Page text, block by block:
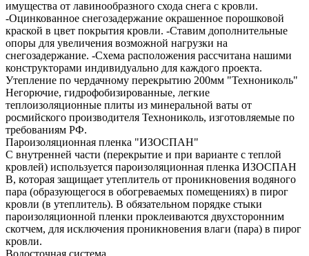
имущества от лавинообразного схода снега с кровли.
-Оцинкованное снегозадержание окрашенное порошковой
краской в цвет покрытия кровли. -Ставим дополнительные
опоры для увеличения возможной нагрузки на
снегозадержание. -Схема расположения рассчитана нашими
конструкторами индивидуально для каждого проекта.
Утепление по чердачному перекрытию 200мм "Технониколь"
Негорючие, гидрофобизированные, легкие
теплоизоляционные плиты из минеральной ваты от
росмийского производителя Технониколь, изготовляемые по
требованиям РФ.
Пароизоляционная пленка "ИЗОСПАН"
С внутренней части (перекрытие и при варианте с теплой
кровлей) используется пароизоляционная пленка ИЗОСПАН
В, которая защищает утеплитель от проникновения водяного
пара (образующегося в обогреваемых помещениях) в пирог
кровли (в утеплитель). В обязательном порядке стыки
пароизоляционной пленки проклеиваются двухсторонним
скотчем, для исключения проникновения влаги (пара) в пирог
кровли.